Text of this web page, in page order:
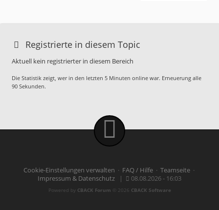
Registrierte in diesem Topic
Aktuell kein registrierter in diesem Bereich
Die Statistik zeigt, wer in den letzten 5 Minuten online war. Erneuerung alle
90 Sekunden.
Cookie-Einstellungen verwalten · FAQ / Hilfe· Teamseite·
Impressum & Datenschutz | 08.08.2026 - 16:03
Powered by CBACK Forum © 2026 CBACK Software